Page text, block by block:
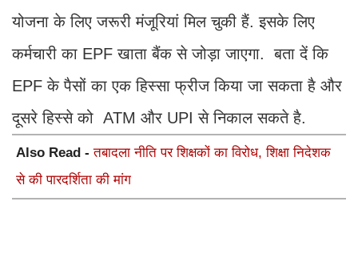
योजना के लिए जरूरी मंजूर‍ियां म‍िल चुकी हैं. इसके लिए
कर्मचारी का EPF खाता बैंक से जोड़ा जाएगा. बता दें कि
EPF के पैसों का एक हिस्सा फ्रीज किया जा सकता है और
दूसरे हिस्से को ATM और UPI से नि‍काल सकते है.
Also Read -तबादला नीति पर शिक्षकों का विरोध, शिक्षा निदेशक
से की पारदर्शिता की मांग